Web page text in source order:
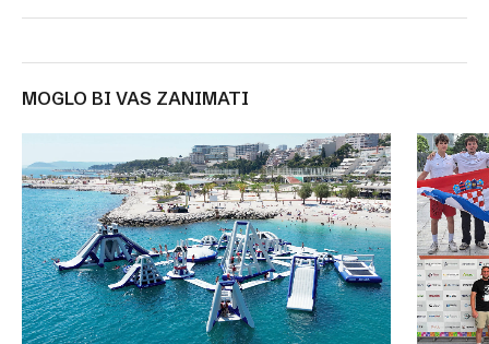
MOGLO BI VAS ZANIMATI